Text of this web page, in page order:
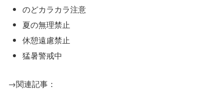
のどカラカラ注意
夏の無理禁止
休憩遠慮禁止
猛暑警戒中
→関連記事：